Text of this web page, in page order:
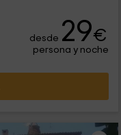
desde 29€
persona y noche